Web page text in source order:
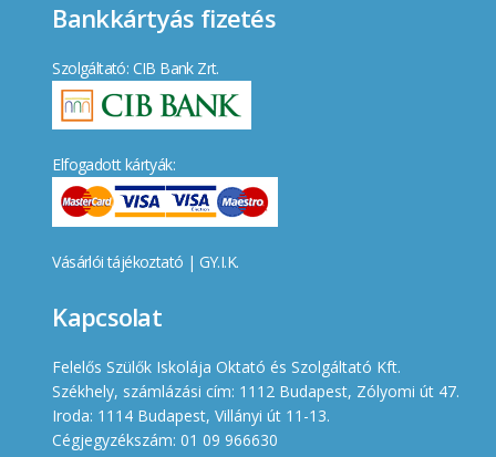
Bankkártyás fizetés
Szolgáltató: CIB Bank Zrt.
Elfogadott kártyák:
Vásárlói tájékoztató | GY.I.K.
Kapcsolat
Felelős Szülők Iskolája Oktató és Szolgáltató Kft.
Székhely, számlázási cím: 1112 Budapest, Zólyomi út 47.
Iroda: 1114 Budapest, Villányi út 11-13.
Cégjegyzékszám: 01 09 966630